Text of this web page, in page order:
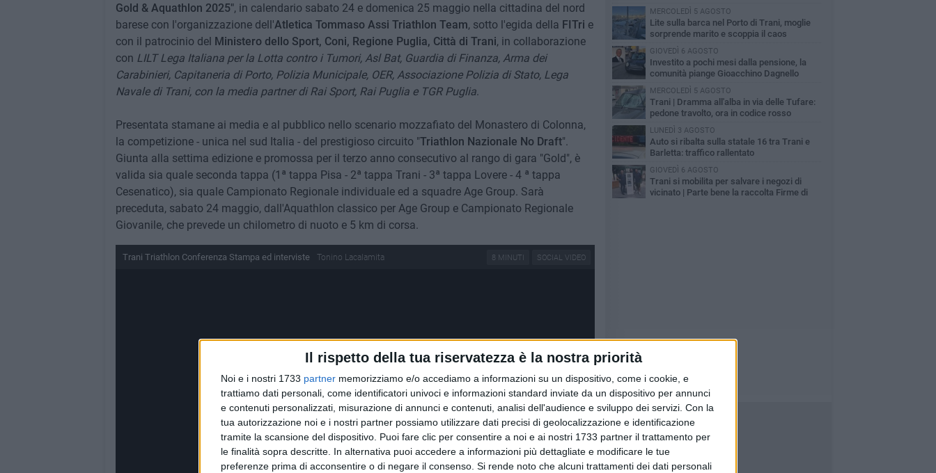
Il rispetto della tua riservatezza è la nostra priorità
Noi e i nostri 1733 partner memorizziamo e/o accediamo a informazioni su un dispositivo, come i cookie, e
trattiamo dati personali, come identificatori univoci e informazioni standard inviate da un dispositivo per annunci
e contenuti personalizzati, misurazione di annunci e contenuti, analisi dell'audience e sviluppo dei servizi. Con la
tua autorizzazione noi e i nostri partner possiamo utilizzare dati precisi di geolocalizzazione e identificazione
tramite la scansione del dispositivo. Puoi fare clic per consentire a noi e ai nostri 1733 partner il trattamento per
le finalità sopra descritte. In alternativa puoi accedere a informazioni più dettagliate e modificare le tue
preferenze prima di acconsentire o di negare il consenso. Si rende noto che alcuni trattamenti dei dati personali
Gold & Aquathlon 2025", in calendario sabato 24 e domenica 25 maggio nella cittadina del nord
barese con l'organizzazione dell'Atletica Tommaso Assi Triathlon Team, sotto l'egida della FITri e
con il patrocinio del Ministero dello Sport, Coni, Regione Puglia, Città di Trani, in collaborazione
con LILT Lega Italiana per la Lotta contro i Tumori, Asl Bat, Guardia di Finanza, Arma dei
Carabinieri, Capitaneria di Porto, Polizia Municipale, OER, Associazione Polizia di Stato, Lega
Navale di Trani, con la media partner di Rai Sport, Rai Puglia e TGR Puglia.
Presentata stamane ai media e al pubblico nello scenario mozzafiato del Monastero di Colonna,
la competizione - unica nel sud Italia - del prestigioso circuito "Triathlon Nazionale No Draft".
Giunta alla settima edizione e promossa per il terzo anno consecutivo al rango di gara "Gold", è
valida sia quale seconda tappa (1ª tappa Pisa - 2ª tappa Trani - 3ª tappa Lovere - 4 ª tappa
Cesenatico), sia quale Campionato Regionale individuale ed a squadre Age Group. Sarà
preceduta, sabato 24 maggio, dall'Aquathlon classico per Age Group e Campionato Regionale
Giovanile, che prevede un chilometro di nuoto e 5 km di corsa.
SOCIAL VIDEO
8 MINUTI
Trani Triathlon Conferenza Stampa ed interviste Tonino Lacalamita
MERCOLEDÌ 5 AGOSTO
Lite sulla barca nel Porto di Trani, moglie
sorprende marito e scoppia il caos
GIOVEDÌ 6 AGOSTO
Investito a pochi mesi dalla pensione, la
comunità piange Gioacchino Dagnello
MERCOLEDÌ 5 AGOSTO
Trani | Dramma all'alba in via delle Tufare:
pedone travolto, ora in codice rosso
LUNEDÌ 3 AGOSTO
Auto si ribalta sulla statale 16 tra Trani e
Barletta: traffico rallentato
GIOVEDÌ 6 AGOSTO
Trani si mobilita per salvare i negozi di
vicinato | Parte bene la raccolta Firme di